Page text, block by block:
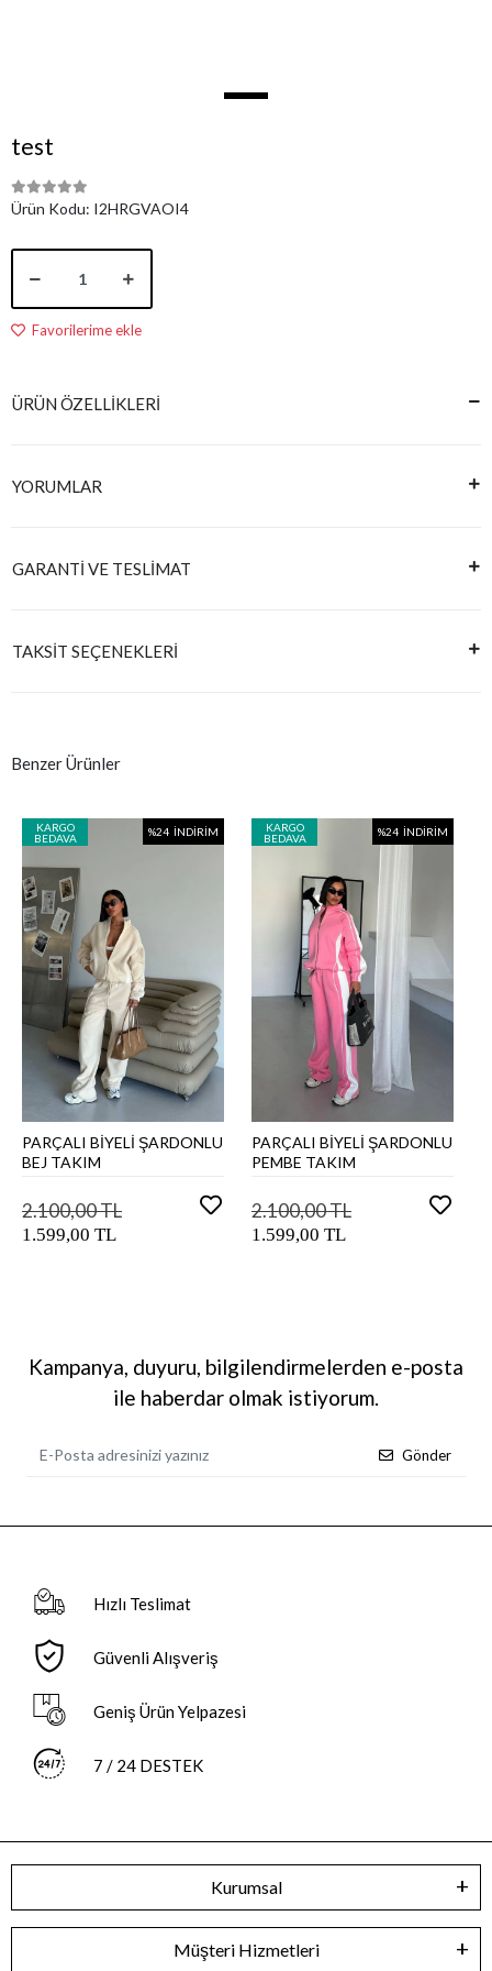
test
Ürün Kodu: I2HRGVAOI4
Favorilerime ekle
ÜRÜN ÖZELLİKLERİ
YORUMLAR
GARANTİ VE TESLİMAT
TAKSİT SEÇENEKLERİ
Benzer Ürünler
KARGO
BEDAVA
%24 İNDİRİM
Sepete Ekle
PARÇALI BİYELİ ŞARDONLU
BEJ TAKIM
2.100,00 TL
1.599,00 TL
KARGO
BEDAVA
%24 İNDİRİM
Sepete Ekle
PARÇALI BİYELİ ŞARDONLU
PEMBE TAKIM
2.100,00 TL
1.599,00 TL
Kampanya, duyuru, bilgilendirmelerden e-posta
ile haberdar olmak istiyorum.
Gönder
Hızlı Teslimat
Güvenli Alışveriş
Geniş Ürün Yelpazesi
7 / 24 DESTEK
Kurumsal
Müşteri Hizmetleri